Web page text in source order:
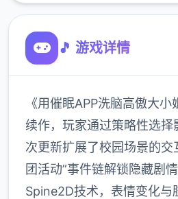
🎵 游戏详情
《用催眠APP洗脑高傲大
续作，玩家通过策略性选择
次更新扩展了校园场景的交
团活动”事件链解锁隐藏剧
Spine2D技术，表情变化与